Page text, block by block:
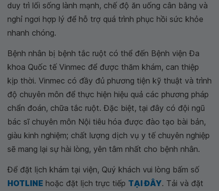
duy trì lối sống lành mạnh, chế độ ăn uống cân bằng và
nghỉ ngơi hợp lý để hỗ trợ quá trình phục hồi sức khỏe
nhanh chóng.
Bệnh nhân bị bệnh tắc ruột có thể đến Bệnh viện Đa
khoa Quốc tế Vinmec để được thăm khám, can thiệp
kịp thời. Vinmec có đầy đủ phương tiện kỹ thuật và trình
độ chuyên môn để thực hiện hiệu quả các phương pháp
chẩn đoán, chữa tắc ruột. Đặc biệt, tại đây có đội ngũ
bác sĩ chuyên môn Nội tiêu hóa được đào tạo bài bản,
giàu kinh nghiệm; chất lượng dịch vụ y tế chuyên nghiệp
sẽ mang lại sự hài lòng, yên tâm nhất cho bệnh nhân.
Để đặt lịch khám tại viện, Quý khách vui lòng bấm số
HOTLINE hoặc đặt lịch trực tiếp TẠI ĐÂY. Tải và đặt